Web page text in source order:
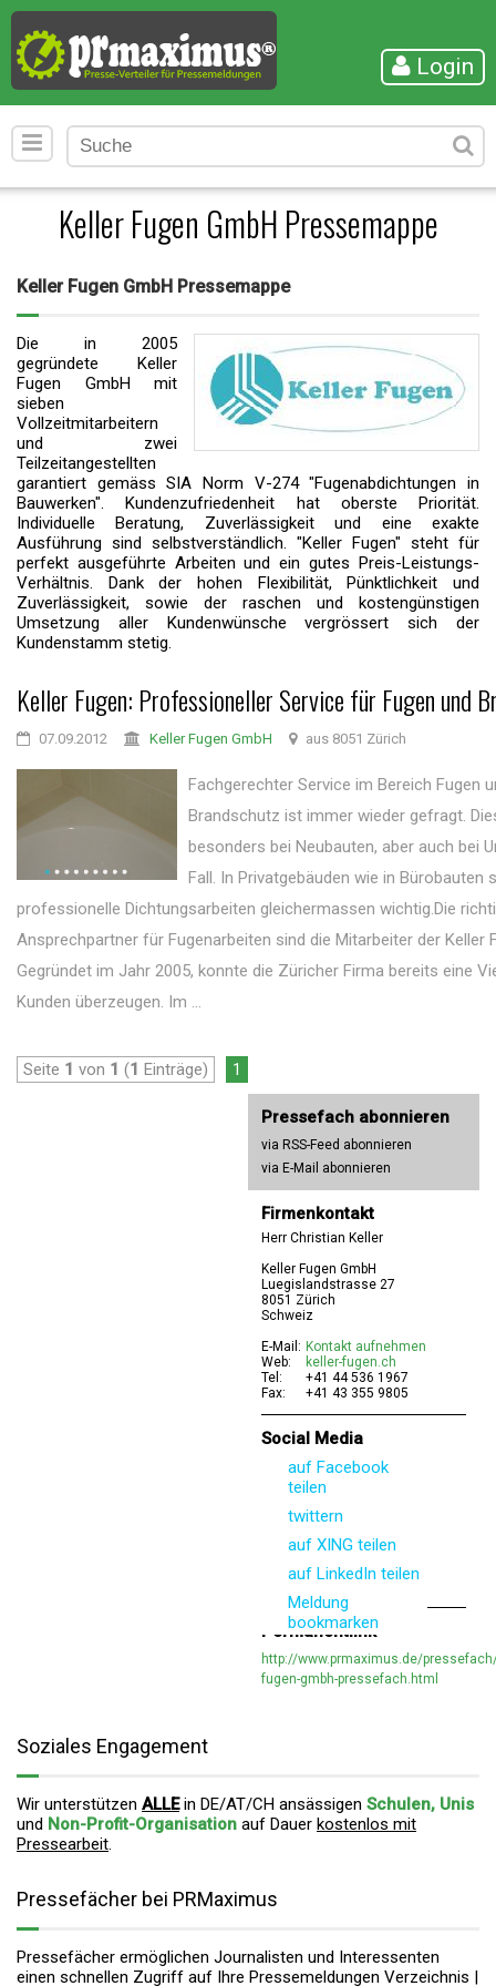
Login
Keller Fugen GmbH Pressemappe
Keller Fugen GmbH Pressemappe
Die in 2005
gegründete Keller
Fugen GmbH mit
sieben
Vollzeitmitarbeitern
und zwei
Teilzeitangestellten
garantiert gemäss SIA Norm V-274 "Fugenabdichtungen in
Bauwerken". Kundenzufriedenheit hat oberste Priorität.
Individuelle Beratung, Zuverlässigkeit und eine exakte
Ausführung sind selbstverständlich. "Keller Fugen" steht für
perfekt ausgeführte Arbeiten und ein gutes Preis-Leistungs-
Verhältnis. Dank der hohen Flexibilität, Pünktlichkeit und
Zuverlässigkeit, sowie der raschen und kostengünstigen
Umsetzung aller Kundenwünsche vergrössert sich der
Kundenstamm stetig.
Keller Fugen: Professioneller Service für Fugen und
07.09.2012 Keller Fugen GmbH aus 8051 Zürich
Fachgerechter Service im Bereich Fugen
Brandschutz ist immer wieder gefragt.
besonders bei Neubauten, aber auch bei
Fall. In Privatgebäuden wie in Bürobauten
professionelle Dichtungsarbeiten gleichermassen wichtig.Die
Ansprechpartner für Fugenarbeiten sind die Mitarbeiter der Keller
Gegründet im Jahr 2005, konnte die Züricher Firma bereits eine
Kunden überzeugen. Im ...
Seite 1 von 1 (1 Einträge) 1
Pressefach abonnieren
via RSS-Feed abonnieren
via E-Mail abonnieren
Firmenkontakt
Herr Christian Keller
Keller Fugen GmbH
Luegislandstrasse 27
8051 Zürich
Schweiz
E-Mail: Kontakt aufnehmen
Web:
keller-fugen.ch
Tel:
+41 44 536 1967
Fax:
+41 43 355 9805
Social Media
auf Facebook
teilen
twittern
auf XING teilen
auf LinkedIn teilen
Meldung
bookmarken
Permanentlink
http://www.prmaximus.de/
fugen-gmbh-pressefach.html
Soziales Engagement
Wir unterstützen ALLEin DE/AT/CH ansässigen Schulen, Unis
und Non-Profit-Organisation auf Dauer kostenlos mit
Pressearbeit.
Pressefächer bei PRMaximus
Pressefächer ermöglichen Journalisten und Interessenten
einen schnellen Zugriff auf Ihre Pressemeldungen Verzeichnis |